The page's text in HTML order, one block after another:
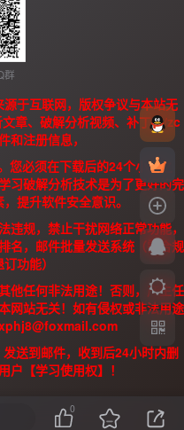
群
于互联网，版权争议与本站无
章、破解分析视频、补丁、/zc
和注册信息，
必须在下载后的24个小时之
习破解分析技术是为了更好的完
提升软件安全意识。
规，禁止干扰网络正常功能，
名，邮件批量发送系统（需合规
功能）
他任何非法用途！否则，产生任
网站无关！如有侵权或非法用途
送到邮件，收到后24小时内删
户【学习使用权】！
0